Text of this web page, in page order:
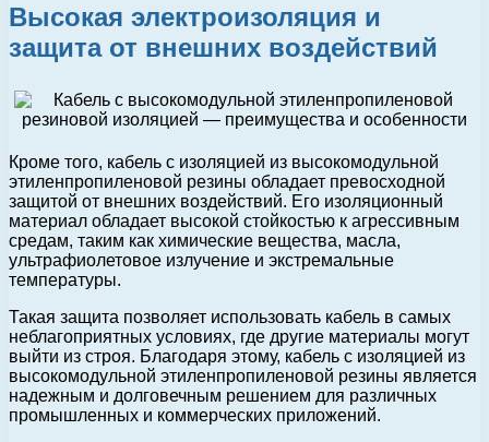
Высокая электроизоляция и
защита от внешних воздействий
Кроме того, кабель с изоляцией из высокомодульной
этиленпропиленовой резины обладает превосходной
защитой от внешних воздействий. Его изоляционный
материал обладает высокой стойкостью к агрессивным
средам, таким как химические вещества, масла,
ультрафиолетовое излучение и экстремальные
температуры.
Такая защита позволяет использовать кабель в самых
неблагоприятных условиях, где другие материалы могут
выйти из строя. Благодаря этому, кабель с изоляцией из
высокомодульной этиленпропиленовой резины является
надежным и долговечным решением для различных
промышленных и коммерческих приложений.